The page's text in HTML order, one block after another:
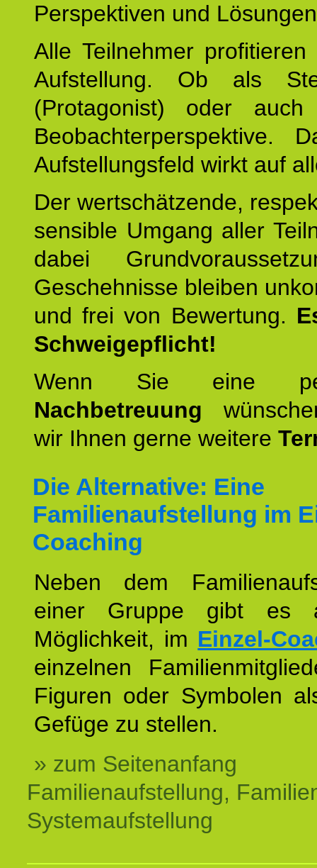
Perspektiven und
Alle Teilnehmer
Aufstellung. Ob als
(Protagonist) oder
Beobachterperspektive.
Aufstellungsfeld wirkt auf
Der wertschätzende,
sensible Umgang aller
dabei
Geschehnisse bleiben
und frei von Bewertung.
Schweigepflicht!
Wenn Sie eine
Nachbetreuung
wir Ihnen gerne weitere
Die Alternative: Eine
Familienaufstellung im
Coaching
Neben dem
einer Gruppe gibt es
Möglichkeit, im Einzel-
einzelnen
Figuren oder Symbolen
Gefüge zu stellen.
» zum Seitenanfang
Familienaufstellung,
Systemaufstellung